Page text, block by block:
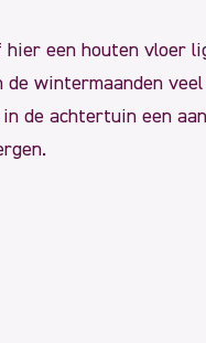
een houten vloer
wintermaanden
de achtertuin een